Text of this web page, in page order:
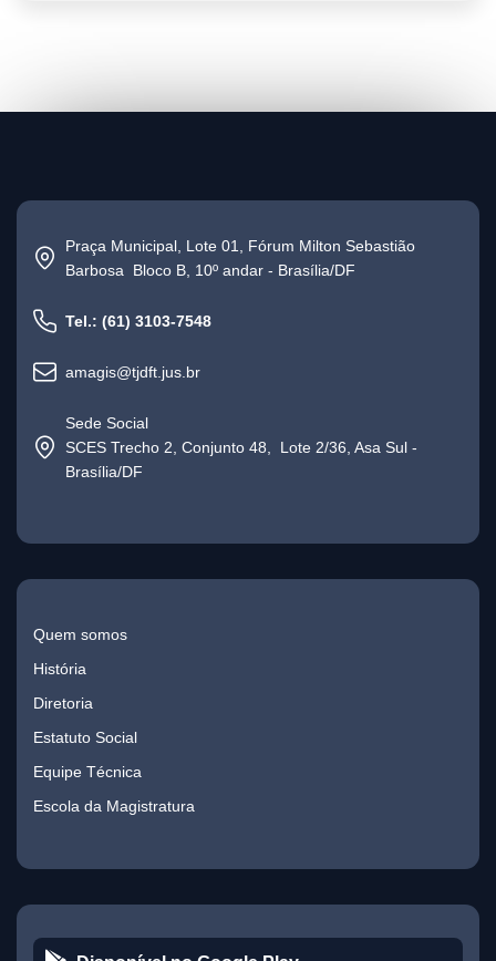
Praça Municipal, Lote 01, Fórum Milton Sebastião
Barbosa Bloco B, 10º andar - Brasília/DF
Tel.: (61) 3103-7548
amagis@tjdft.jus.br
Sede Social
SCES Trecho 2, Conjunto 48, Lote 2/36, Asa Sul -
Brasília/DF
Quem somos
História
Diretoria
Estatuto Social
Equipe Técnica
Escola da Magistratura